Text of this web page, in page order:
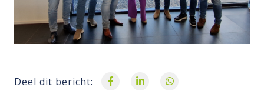
Deel dit bericht: